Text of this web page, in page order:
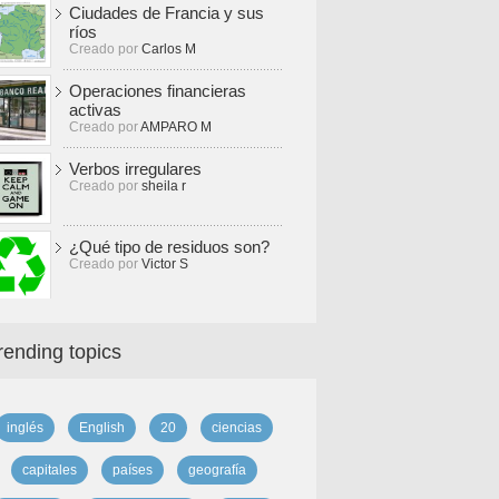
Ciudades de Francia y sus
ríos
Creado por Carlos M
Operaciones financieras
activas
Creado porAMPARO M
Verbos irregulares
Creado por sheila r
¿Qué tipo de residuos son?
Creado por Victor S
topics
inglés English 20 ciencias
capitales países geografía